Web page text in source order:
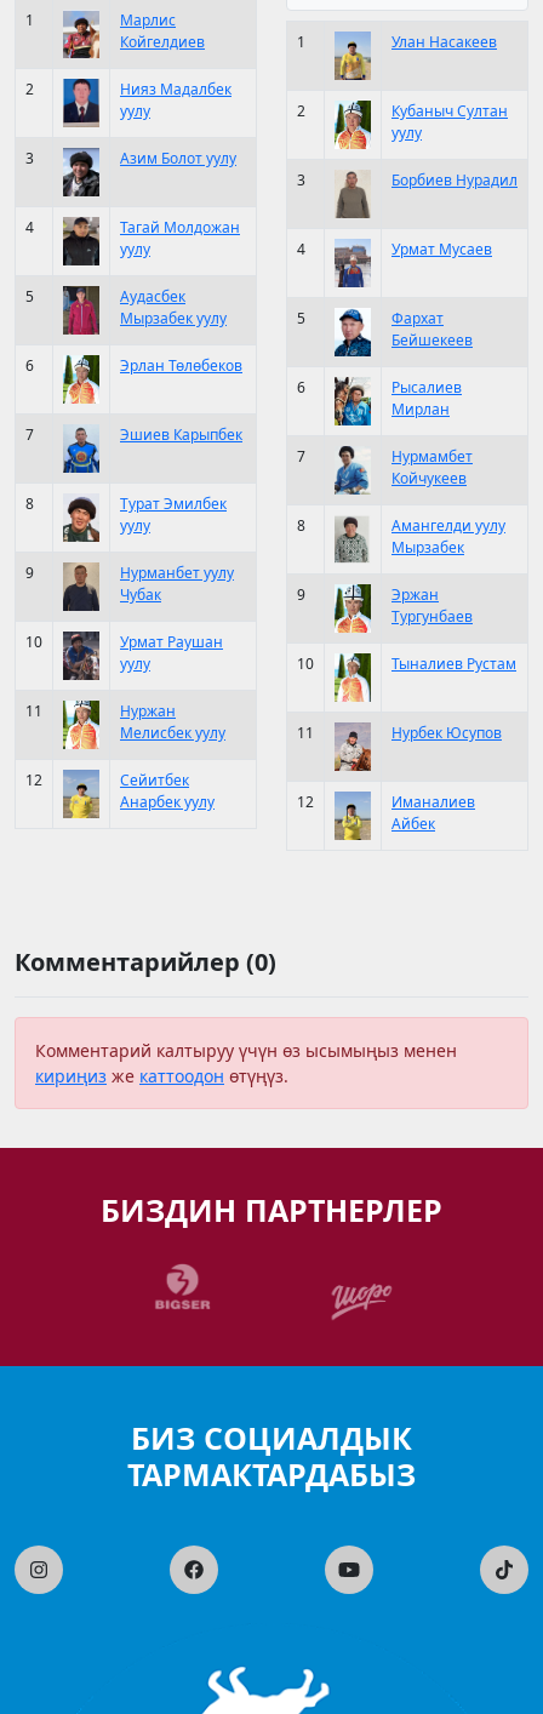
1
Марлис
Койгелдиев
2
Нияз Мадалбек
уулу
3 Азим Болот уулу
4
Тагай Молдожан
уулу
5
Аудасбек
Мырзабек уулу
6 Эрлан Төлөбеков
7 Эшиев Карыпбек
8
Турат Эмилбек
уулу
9
Нурманбет уулу
Чубак
10
Урмат Раушан
уулу
11
Нуржан
Мелисбек уулу
12
Сейитбек
Анарбек уулу
1 Улан Насакеев
2
Кубаныч Султан
уулу
3 Борбиев Нурадил
4 Урмат Мусаев
5
Фархат
Бейшекеев
6
Рысалиев
Мирлан
7
Нурмамбет
Койчукеев
8
Амангелди уулу
Мырзабек
9
Эржан
Тургунбаев
10 Тыналиев Рустам
11 Нурбек Юсупов
12
Иманалиев
Айбек
Комментарийлер (0)
Комментарий калтыруу үчүн өз ысымыңыз менен
кириңиз же каттоодон өтүңүз.
БИЗДИН ПАРТНЕРЛЕР
БИЗ СОЦИАЛДЫК
ТАРМАКТАРДАБЫЗ